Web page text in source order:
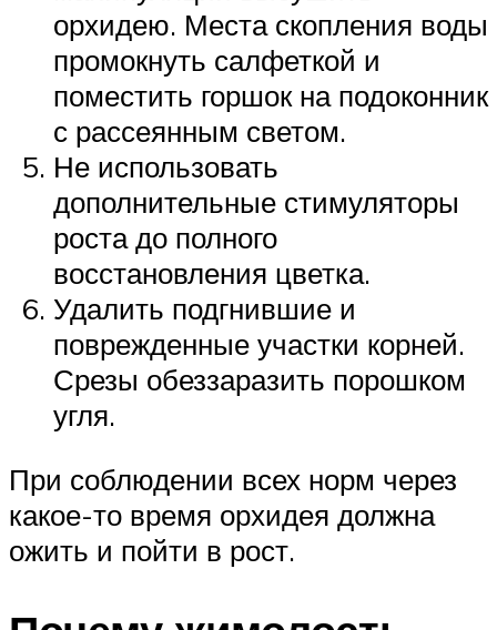
орхидею. Места скопления воды
промокнуть салфеткой и
поместить горшок на подоконник
с рассеянным светом.
Не использовать
дополнительные стимуляторы
роста до полного
восстановления цветка.
Удалить подгнившие и
поврежденные участки корней.
Срезы обеззаразить порошком
угля.
При соблюдении всех норм через
какое-то время орхидея должна
ожить и пойти в рост.